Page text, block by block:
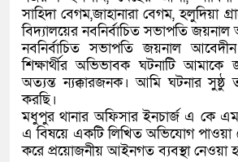
সাহিদা বেগম,জাহানারা বেগম, হলুদিয়া
বিদ্যালয়ের নবনির্বাচিত সভাপতি
নবনির্বাচিত সভাপতি জয়নাল
শিক্ষার্থীর অভিভাবক ঘটনাটি আমাকে
অত্যন্ত ন্যক্কারজনক। আমি ঘটনার সুষ্ঠু
করছি।
মধুপুর থানার অফিসার ইনচার্জ এ কে
এ বিষয়ে একটি লিখিত অভিযোগ পাওয়া
করে প্রয়োজনীয় আইনগত ব্যবস্থা নেওয়া